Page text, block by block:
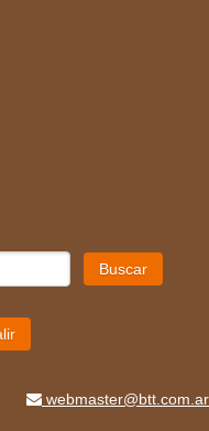
Buscar
webmaster@btt.com.ar